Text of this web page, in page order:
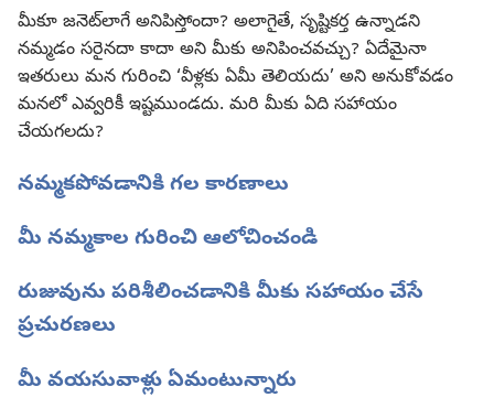
మీకూ జనెట్‌లాగే అనిపిస్తోందా? అలాగైతే, సృష్టికర్త ఉన్నాడని
నమ్మడం సరైనదా కాదా అని మీకు అనిపించవచ్చు? ఏదేమైనా
ఇతరులు మన గురించి ‘వీళ్లకు ఏమీ తెలియదు’ అని అనుకోవడం
మనలో ఎవ్వరికీ ఇష్టముండదు. మరి మీకు ఏది సహాయం
చేయగలదు?
నమ్మకపోవడానికి గల కారణాలు
మీ నమ్మకాల గురించి ఆలోచించండి
రుజువును పరిశీలించడానికి మీకు సహాయం చేసే
ప్రచురణలు
మీ వయసువాళ్లు ఏమంటున్నారు